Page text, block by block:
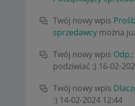
Twój nowy wpis
sprzedawcy można
Twój nowy wpis
podziwiać :) ‎16-02-
Twój nowy wpis
:) ‎14-02-2024 12:44